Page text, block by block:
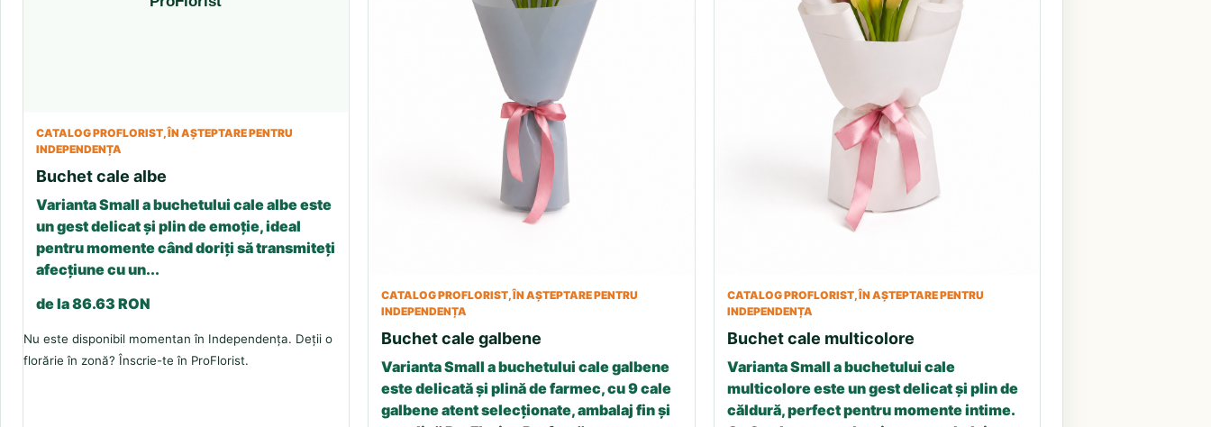
CATALOG PROFLORIST, ÎN AȘTEPTARE PENTRU
INDEPENDENȚA
Buchet cale albe
Varianta Small a buchetului cale albe este
un gest delicat și plin de emoție, ideal
pentru momente când doriți să transmiteți
afecțiune cu un...
de la 86.63 RON
Nu este disponibil momentan în Independența. Deții o
florărie în zonă? Înscrie-te în ProFlorist.
CATALOG PROFLORIST, ÎN AȘTEPTARE PENTRU
INDEPENDENȚA
Buchet cale galbene
Varianta Small a buchetului cale galbene
este delicată și plină de farmec, cu 9 cale
galbene atent selecționate, ambalaj fin și
CATALOG PROFLORIST, ÎN AȘTEPTARE PENTRU
INDEPENDENȚA
Buchet cale multicolore
Varianta Small a buchetului cale
multicolore este un gest delicat și plin de
căldură, perfect pentru momente intime.